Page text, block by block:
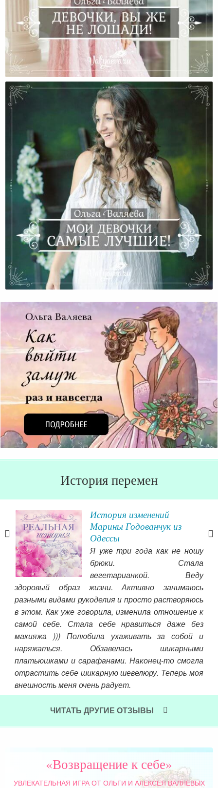
Девочки, Вы Же Не Лошади!
Мои Девочки Самые Лучшие!
История перемен
История изменений
Марины Годованчук из
Одессы
Я уже три года как не ношу
брюки. Стала
вегетарианкой. Веду
здоровый образ жизни. Активно занимаюсь
разными видами рукоделия и просто растворяюсь
в этом. Как уже говорила, изменила отношение к
самой себе. Стала себе нравиться даже без
макияжа ))) Полюбила ухаживать за собой и
наряжаться. Обзавелась шикарными
платьюшками и сарафанами. Наконец-то смогла
отрастить себе шикарную шевелюру. Теперь моя
внешность меня очень радует.
ЧИТАТЬ ДРУГИЕ ОТЗЫВЫ
«Возвращение к себе»
УВЛЕКАТЕЛЬНАЯ ИГРАОТ ОЛЬГИ И АЛЕКСЕЯ ВАЛЯЕВЫХ